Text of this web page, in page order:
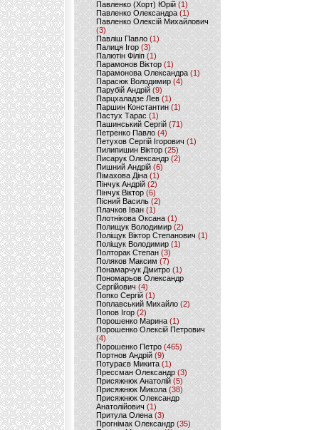
Павленко (Хорт) Юрій (1)
Павленко Олександра (1)
Павленко Олексій Михайлович
(3)
Павліш Павло(1)
Палиця Ігор (3)
Палютін Філіп(1)
Парамонов Віктор (1)
Парамонова Олександра(1)
Парасюк Володимир(4)
Парубій Андрій (9)
Парцхаладзе Лев (1)
Паршин Константин(1)
Пастух Тарас (1)
Пашинський Сергій (71)
Петренко Павло (4)
Петухов Сергій Ігорович (1)
Пилипишин Віктор(25)
Писарук Олександр(2)
Пишний Андрій (6)
Пімахова Діна(1)
Пінчук Андрій(2)
Пінчук Віктор (6)
Пісний Василь (2)
Плачков Іван(1)
Плотнікова Оксана (1)
Полищук Володимир(2)
Поліщук Віктор Степанович(1)
Поліщук Володимир (1)
Полторак Степан(3)
Поляков Максим (7)
Понамарчук Дмитро (1)
Пономарьов Олександр
Сергійович(4)
Попко Сергій (1)
Поплавський Михайло (2)
Попов Ігор(2)
Порошенко Марина (1)
Порошенко Олексій Петрович
(4)
Порошенко Петро (465)
Портнов Андрій (9)
Потураєв Микита(1)
Прессман Олександр(3)
Присяжнюк Анатолій (5)
Присяжнюк Микола (38)
Присяжнюк Олександр
Анатолійович (1)
Притула Олена (3)
Прогнімак Олександр(35)